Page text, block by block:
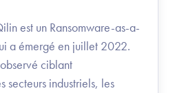
est un Ransomware-as-a-
a émergé en juillet 2022.
ciblant
secteurs industriels, les